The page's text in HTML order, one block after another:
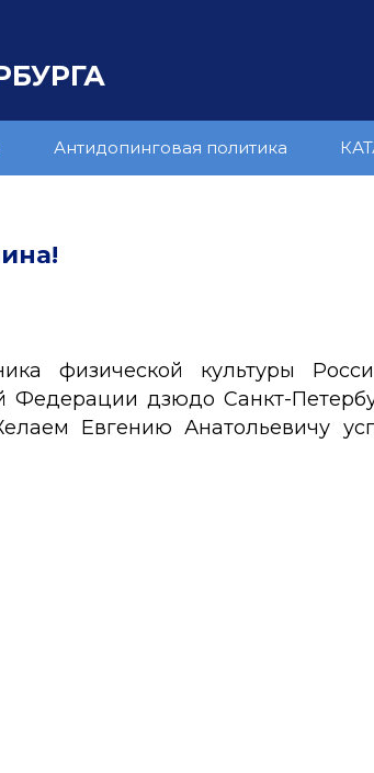
Антидопинговая политика
физической культуры
дзюдо Санкт-
Евгению Анатольевичу